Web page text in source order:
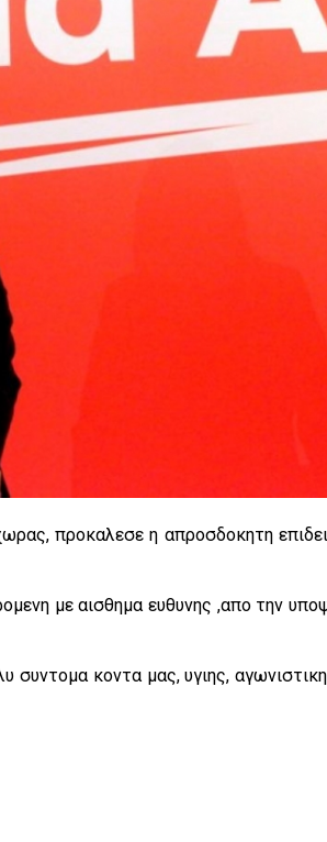
προκαλεσε η απροσδοκητη
με αισθημα ευθυνης ,απο την
συντομα κοντα μας, υγιης,